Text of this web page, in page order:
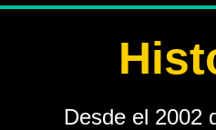
Desde el 2002